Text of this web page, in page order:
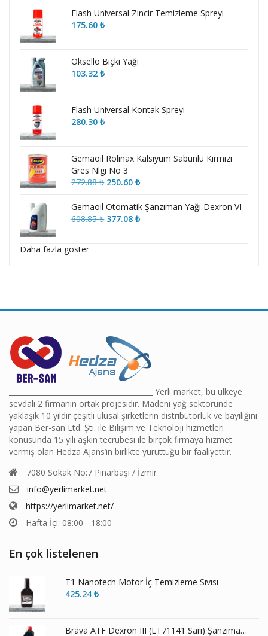
Flash Universal Zincir Temizleme Spreyi
175.60₺
Oksello Bıçkı Yağı
103.32₺
Flash Universal Kontak Spreyi
280.30₺
Gemaoil Rolinax Kalsiyum Sabunlu Kırmızı
Gres Nlgi No 3
272.88₺ Orijinal
272.88 ₺.
250.60₺Şu
fiyat:
250.60 ₺.
Gemaoil Otomatik Şanzıman Yağı Dexron VI
608.85₺ Orijinal
377.08₺Şu
Daha fazla göster
________________________________________ Yerli market, bu ülkeye
sevdalı 2 firmanın ortak projesidir. Madeni yağ sektöründe
yaklaşık 10 yıldır çeşitli ulusal şirketlerin distribütörlük ve bayiliğini
yapan Ber-san Ltd. Şti. ile Bilişim ve Teknoloji hizmetleri
konusunda 15 yılı aşkın tecrübesi ile birçok firmaya hizmet
vermiş olan Hedza Ajans’ın birlikte yürüttüğü bir faaliyettir.
7080 Sokak No:7 Pınarbaşı / İzmir
info@yerlimarket.net
https://yerlimarket.net/
Hafta İçi: 08:00 - 18:00
En çok listelenen
T1 Nanotech Motor İç Temizleme Sıvısı
425.24 ₺
Brava ATF Dexron III (LT71141 Sarı) Şanzıman Yağı